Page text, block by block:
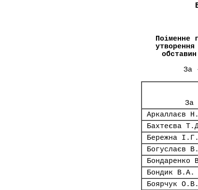
Поіменне
За
За
Аркаллаєв
Бахтеєва
Бережна І.Г.
Богуслаєв
Бондаренко
Бондик В.А.
Боярчук О.В.